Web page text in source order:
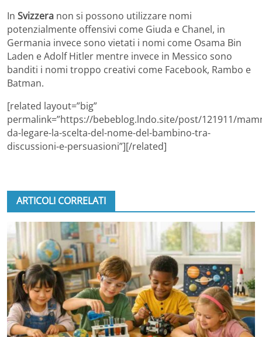
In Svizzera non si possono utilizzare nomi
potenzialmente offensivi come Giuda e Chanel, in
Germania invece sono vietati i nomi come Osama Bin
Laden e Adolf Hitler mentre invece in Messico sono
banditi i nomi troppo creativi come Facebook, Rambo e
Batman.
[related layout=”big”
permalink=”https://bebeblog.lndo.site/post/121911/
da-legare-la-scelta-del-nome-del-bambino-tra-
discussioni-e-persuasioni”][/related]
ARTICOLI CORRELATI